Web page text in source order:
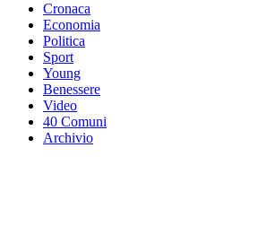
Cronaca
Economia
Politica
Sport
Young
Benessere
Video
40 Comuni
Archivio